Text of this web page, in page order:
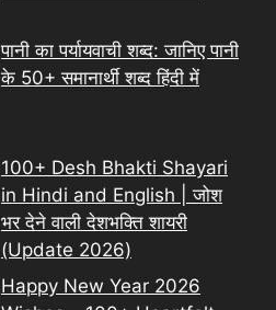
पानी का पर्यायवाची शब्द: जानिए पानी
के 50+ समानार्थी शब्द हिंदी में
100+ Desh Bhakti Shayari
in Hindi and English | जोश
भर देने वाली देशभक्ति शायरी
(Update 2026)
Happy New Year 2026